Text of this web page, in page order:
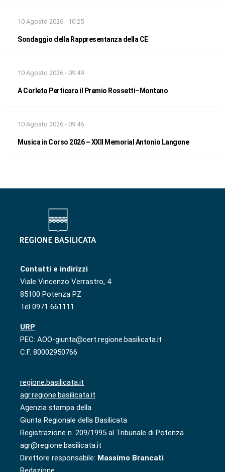
10 Agosto 2026 - 10:25
Sondaggio della Rappresentanza della CE
10 Agosto 2026 - 09:49
A Corleto Perticara il Premio Rossetti–Montano
10 Agosto 2026 - 09:46
Musica in Corso 2026 – XXII Memorial Antonio Langone
Contatti e indirizzi
Viale Vincenzo Verrastro, 4
85100 Potenza PZ
Tel 0971 661111
URP
PEC: AOO-giunta@cert.regione.basilicata.it
C.F. 80002950766
regione.basilicata.it
agr.regione.basilicata.it
Agenzia stampa della
Giunta Regionale della Basilicata
Registrazione n. 209/1995 al Tribunale di Potenza
agr@regione.basilicata.it
Direttore responsabile: Massimo Brancati